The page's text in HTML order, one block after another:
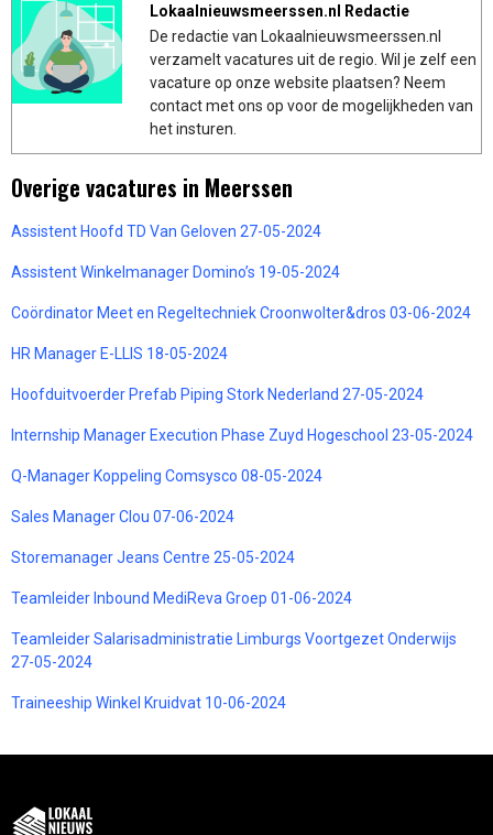
Lokaalnieuwsmeerssen.nl Redactie
De redactie van Lokaalnieuwsmeerssen.nl
verzamelt vacatures uit de regio. Wil je zelf een
vacature op onze website plaatsen? Neem
contact met ons op voor de mogelijkheden van
het insturen.
Overige vacatures in Meerssen
Assistent Hoofd TD Van Geloven 27-05-2024
Assistent Winkelmanager Domino’s 19-05-2024
Coördinator Meet en Regeltechniek Croonwolter&dros 03-06-2024
HR Manager E-LLIS 18-05-2024
Hoofduitvoerder Prefab Piping Stork Nederland 27-05-2024
Internship Manager Execution Phase Zuyd Hogeschool 23-05-2024
Q-Manager Koppeling Comsysco 08-05-2024
Sales Manager Clou 07-06-2024
Storemanager Jeans Centre 25-05-2024
Teamleider Inbound MediReva Groep 01-06-2024
Teamleider Salarisadministratie Limburgs Voortgezet Onderwijs
27-05-2024
Traineeship Winkel Kruidvat 10-06-2024